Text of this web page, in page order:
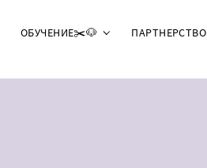
ОБУЧЕНИЕ✂️🐶 ПАРТНЕРСТВО